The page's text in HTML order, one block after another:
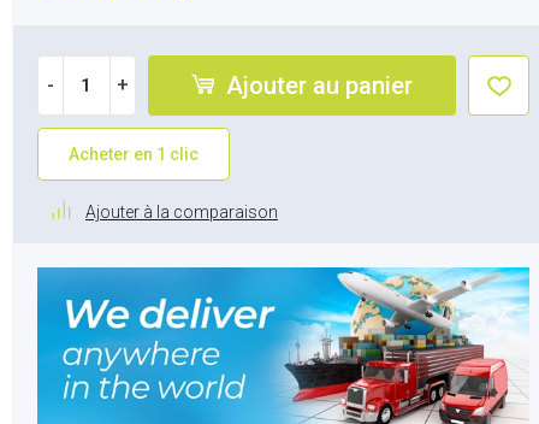
- + Ajouter au panier
Acheter en 1 clic
Ajouter à la comparaison